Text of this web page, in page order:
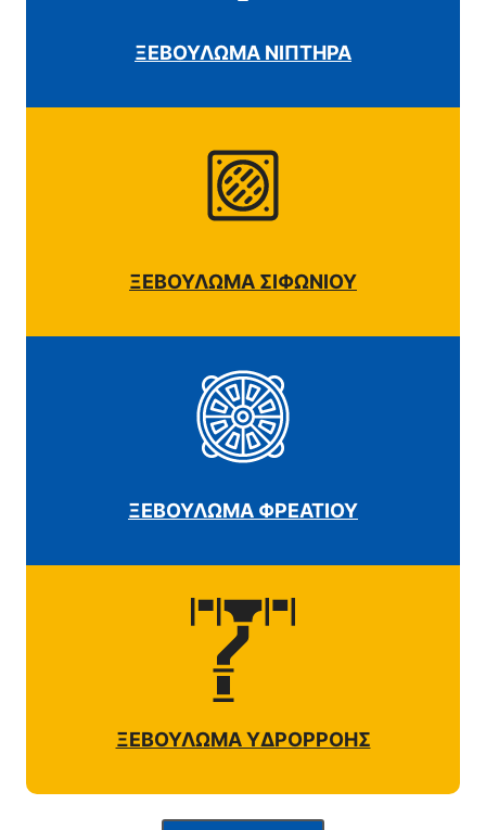
ΞΕΒΟΥΛΩΜΑ ΝΙΠΤΗΡΑ
ΞΕΒΟΥΛΩΜΑ ΣΙΦΩΝΙΟΥ
ΞΕΒΟΥΛΩΜΑ ΦΡΕΑΤΙΟΥ
ΞΕΒΟΥΛΩΜΑ ΥΔΡΟΡΡΟΗΣ